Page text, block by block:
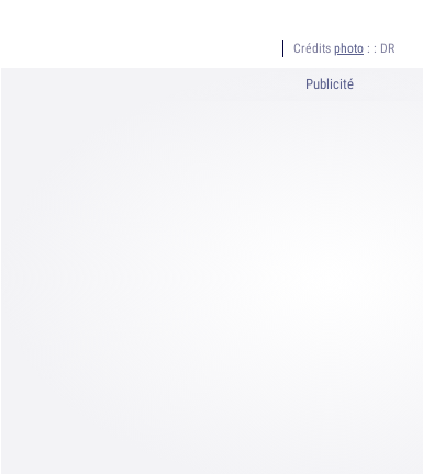
Crédits photo : : DR
Publicité